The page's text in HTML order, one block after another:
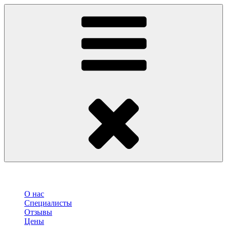
О нас
Специалисты
Отзывы
Цены